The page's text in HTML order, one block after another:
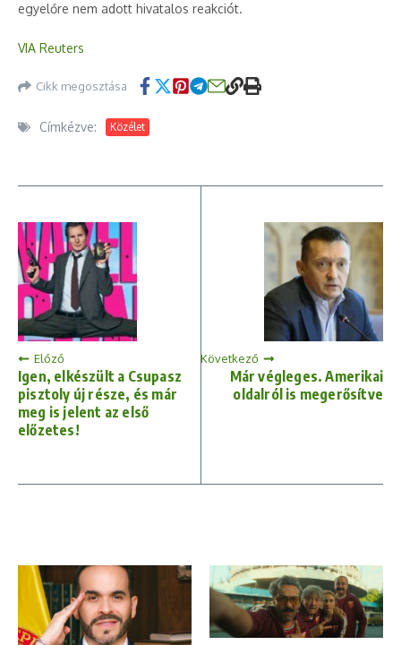
egyelőre nem adott hivatalos reakciót.
VIA Reuters
Cikk megosztása
Címkézve: Közélet
Előző
Igen, elkészült a Csupasz
pisztoly új része, és már
meg is jelent az első
előzetes!
Következő
Már végleges. Amerikai
oldalról is megerősítve